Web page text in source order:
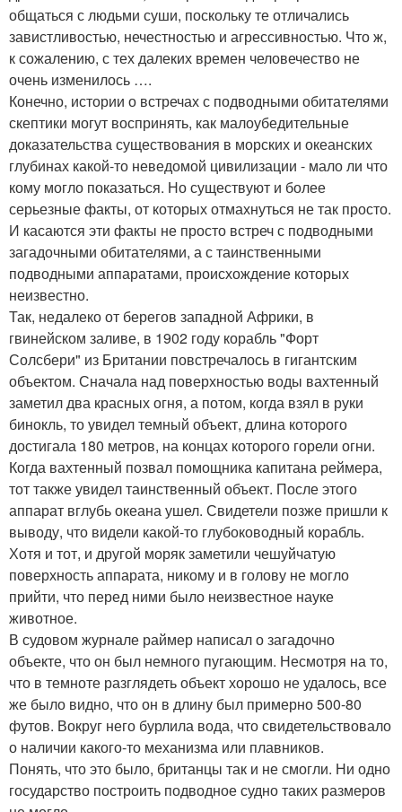
общаться с людьми суши, поскольку те отличались
завистливостью, нечестностью и агрессивностью. Что ж,
к сожалению, с тех далеких времен человечество не
очень изменилось ….
Конечно, истории о встречах с подводными обитателями
скептики могут воспринять, как малоубедительные
доказательства существования в морских и океанских
глубинах какой-то неведомой цивилизации - мало ли что
кому могло показаться. Но существуют и более
серьезные факты, от которых отмахнуться не так просто.
И касаются эти факты не просто встреч с подводными
загадочными обитателями, а с таинственными
подводными аппаратами, происхождение которых
неизвестно.
Так, недалеко от берегов западной Африки, в
гвинейском заливе, в 1902 году корабль "Форт
Солсбери" из Британии повстречалось в гигантским
объектом. Сначала над поверхностью воды вахтенный
заметил два красных огня, а потом, когда взял в руки
бинокль, то увидел темный объект, длина которого
достигала 180 метров, на концах которого горели огни.
Когда вахтенный позвал помощника капитана реймера,
тот также увидел таинственный объект. После этого
аппарат вглубь океана ушел. Свидетели позже пришли к
выводу, что видели какой-то глубоководный корабль.
Хотя и тот, и другой моряк заметили чешуйчатую
поверхность аппарата, никому и в голову не могло
прийти, что перед ними было неизвестное науке
животное.
В судовом журнале раймер написал о загадочно
объекте, что он был немного пугающим. Несмотря на то,
что в темноте разглядеть объект хорошо не удалось, все
же было видно, что он в длину был примерно 500-80
футов. Вокруг него бурлила вода, что свидетельствовало
о наличии какого-то механизма или плавников.
Понять, что это было, британцы так и не смогли. Ни одно
государство построить подводное судно таких размеров